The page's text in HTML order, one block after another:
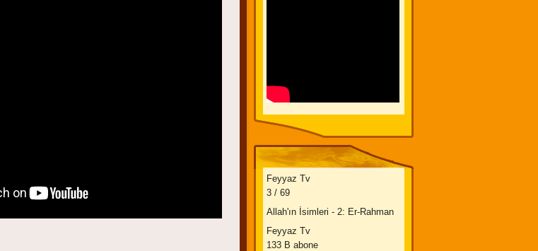
Feyyaz Tv
3 / 69
Allah'ın İsimleri - 2: Er-Rahman
Feyyaz Tv
133 B abone